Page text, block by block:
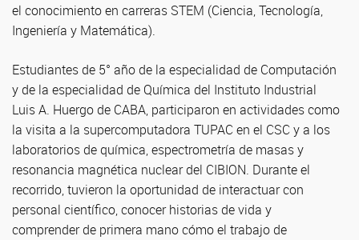
el conocimiento en carreras STEM (Ciencia, Tecnología,
Ingeniería y Matemática).
Estudiantes de 5° año de la especialidad de Computación
y de la especialidad de Química del Instituto Industrial
Luis A. Huergo de CABA, participaron en actividades como
la visita a la supercomputadora TUPAC en el CSC y a los
laboratorios de química, espectrometría de masas y
resonancia magnética nuclear del CIBION. Durante el
recorrido, tuvieron la oportunidad de interactuar con
personal científico, conocer historias de vida y
comprender de primera mano cómo el trabajo de